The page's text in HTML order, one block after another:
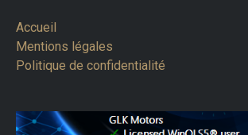
Accueil
Mentions légales
Politique de confidentialité